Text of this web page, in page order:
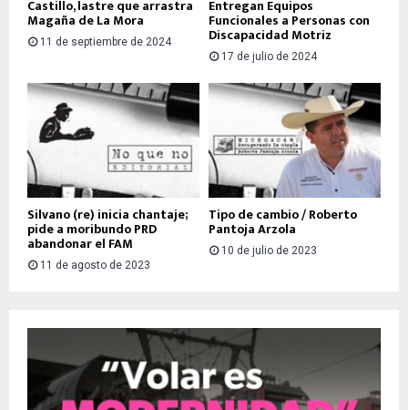
Castillo, lastre que arrastra
Magaña de La Mora
11 de septiembre de 2024
Entregan Equipos
Funcionales a Personas con
Discapacidad Motriz
17 de julio de 2024
Silvano (re) inicia chantaje;
pide a moribundo PRD
abandonar el FAM
11 de agosto de 2023
Tipo de cambio / Roberto
Pantoja Arzola
10 de julio de 2023